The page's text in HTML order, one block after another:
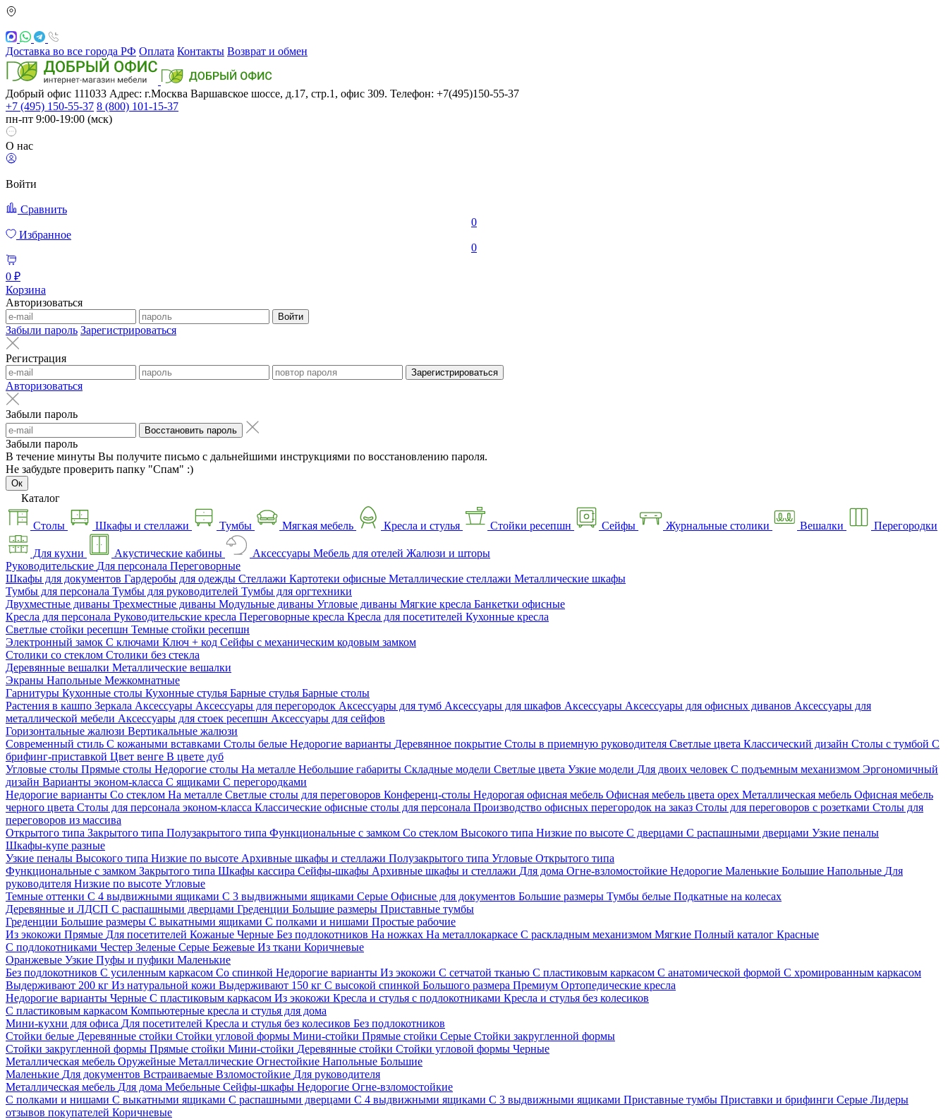
Доставка во все города РФ Оплата Контакты Возврат и обмен
Добрый офис 111033 Адрес: г.Москва Варшавское шоссе, д.17, стр.1, офис 309. Телефон: +7(495)150-55-37
+7 (495) 150-55-37 8 (800) 101-15-37
пн-пт 9:00-19:00 (мск)
О нас
Войти
Сравнить
0
Избранное
0
0 ₽
Корзина
Авторизоваться
Войти
Забыли пароль Зарегистрироваться
Регистрация
Зарегистрироваться
Авторизоваться
Забыли пароль
Восстановить пароль
Забыли пароль
В течение минуты Вы получите письмо с дальнейшими инструкциями по восстановлению пароля.
Не забудьте проверить папку "Спам" :)
Ок
Каталог
Столы Шкафы и стеллажи Тумбы Мягкая мебель Кресла и стулья Стойки ресепшн Сейфы Журнальные столики Вешалки Перегородки
Для кухни Акустические кабины Аксессуары Мебель для отелей Жалюзи и шторы
Руководительские Для персонала Переговорные
Шкафы для документов Гардеробы для одежды Стеллажи Картотеки офисные Металлические стеллажи Металлические шкафы
Тумбы для персонала Тумбы для руководителей Тумбы для оргтехники
Двухместные диваны Трехместные диваны Модульные диваны Угловые диваны Мягкие кресла Банкетки офисные
Кресла для персонала Руководительские кресла Переговорные кресла Кресла для посетителей Кухонные кресла
Светлые стойки ресепшн Темные стойки ресепшн
Электронный замок С ключами Ключ + код Сейфы с механическим кодовым замком
Столики со стеклом Столики без стекла
Деревянные вешалки Металлические вешалки
Экраны Напольные Межкомнатные
Гарнитуры Кухонные столы Кухонные стулья Барные стулья Барные столы
Растения в кашпо Зеркала Аксессуары Аксессуары для перегородок Аксессуары для тумб Аксессуары для шкафов Аксессуары Аксессуары для офисных диванов Аксессуары для
металлической мебели Аксессуары для стоек ресепшн Аксессуары для сейфов
Горизонтальные жалюзи Вертикальные жалюзи
Современный стиль С кожаными вставками Столы белые Недорогие варианты Деревянное покрытие Столы в приемную руководителя Светлые цвета Классический дизайн Столы с тумбой С
брифинг-приставкой Цвет венге В цвете дуб
Угловые столы Прямые столы Недорогие столы На металле Небольшие габариты Складные модели Светлые цвета Узкие модели Для двоих человек С подъемным механизмом Эргономичный
дизайн Варианты эконом-класса С ящиками С перегородками
Недорогие варианты Со стеклом На металле Светлые столы для переговоров Конференц-столы Недорогая офисная мебель Офисная мебель цвета орех Металлическая мебель Офисная мебель
черного цвета Столы для персонала эконом-класса Классические офисные столы для персонала Производство офисных перегородок на заказ Столы для переговоров с розетками Столы для
переговоров из массива
Открытого типа Закрытого типа Полузакрытого типа Функциональные с замком Со стеклом Высокого типа Низкие по высоте С дверцами С распашными дверцами Узкие пеналы
Шкафы-купе разные
Узкие пеналы Высокого типа Низкие по высоте Архивные шкафы и стеллажи Полузакрытого типа Угловые Открытого типа
Функциональные с замком Закрытого типа Шкафы кассира Сейфы-шкафы Архивные шкафы и стеллажи Для дома Огне-взломостойкие Недорогие Маленькие Большие Напольные Для
руководителя Низкие по высоте Угловые
Темные оттенки С 4 выдвижными ящиками С 3 выдвижными ящиками Серые Офисные для документов Большие размеры Тумбы белые Подкатные на колесах
Деревянные и ЛДСП С распашными дверцами Греденции Большие размеры Приставные тумбы
Греденции Большие размеры С выкатными ящиками С полками и нишами Простые рабочие
Из экокожи Прямые Для посетителей Кожаные Черные Без подлокотников На ножках На металлокаркасе С раскладным механизмом Мягкие Полный каталог Красные
С подлокотниками Честер Зеленые Серые Бежевые Из ткани Коричневые
Оранжевые Узкие Пуфы и пуфики Маленькие
Без подлокотников С усиленным каркасом Со спинкой Недорогие варианты Из экокожи С сетчатой тканью С пластиковым каркасом С анатомической формой С хромированным каркасом
Выдерживают 200 кг Из натуральной кожи Выдерживают 150 кг С высокой спинкой Большого размера Премиум Ортопедические кресла
Недорогие варианты Черные С пластиковым каркасом Из экокожи Кресла и стулья с подлокотниками Кресла и стулья без колесиков
С пластиковым каркасом Компьютерные кресла и стулья для дома
Мини-кухни для офиса Для посетителей Кресла и стулья без колесиков Без подлокотников
Стойки белые Деревянные стойки Стойки угловой формы Мини-стойки Прямые стойки Серые Стойки закругленной формы
Стойки закругленной формы Прямые стойки Мини-стойки Деревянные стойки Стойки угловой формы Черные
Металлическая мебель Оружейные Металлические Огнестойкие Напольные Большие
Маленькие Для документов Встраиваемые Взломостойкие Для руководителя
Металлическая мебель Для дома Мебельные Сейфы-шкафы Недорогие Огне-взломостойкие
С полками и нишами С выкатными ящиками С распашными дверцами С 4 выдвижными ящиками С 3 выдвижными ящиками Приставные тумбы Приставки и брифинги Серые Лидеры
отзывов покупателей Коричневые